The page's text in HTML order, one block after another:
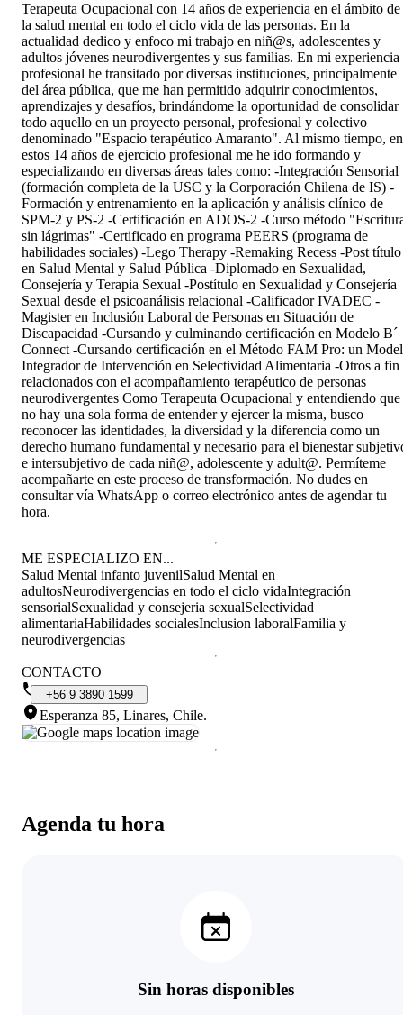
Agenda tu hora
Sin horas disponibles
Terapeuta Ocupacional con 14 años de experiencia en el ámbito de
la salud mental en todo el ciclo vida de las personas. En la
actualidad dedico y enfoco mi trabajo en niñ@s, adolescentes y
adultos jóvenes neurodivergentes y sus familias. En mi experiencia
profesional he transitado por diversas instituciones, principalmente
del área pública, que me han permitido adquirir conocimientos,
aprendizajes y desafíos, brindándome la oportunidad de consolidar
todo aquello en un proyecto personal, profesional y colectivo
denominado "Espacio terapéutico Amaranto". Al mismo tiempo, en
estos 14 años de ejercicio profesional me he ido formando y
especializando en diversas áreas tales como: -Integración Sensorial
(formación completa de la USC y la Corporación Chilena de IS) -
Formación y entrenamiento en la aplicación y análisis clínico de
SPM-2 y PS-2 -Certificación en ADOS-2 -Curso método
sin lágrimas" -Certificado en programa PEERS (programa de
habilidades sociales) -Lego Therapy -Remaking Recess -Post título
en Salud Mental y Salud Pública -Diplomado en Sexualidad,
Consejería y Terapia Sexual -Postítulo en Sexualidad y Consejería
Sexual desde el psicoanálisis relacional -Calificador IVADEC -
Magister en Inclusión Laboral de Personas en Situación de
Discapacidad -Cursando y culminando certificación en Modelo B´
Connect -Cursando certificación en el Método FAM Pro: un
Integrador de Intervención en Selectividad Alimentaria -Otros a fin
relacionados con el acompañamiento terapéutico de personas
neurodivergentes Como Terapeuta Ocupacional y entendiendo que
no hay una sola forma de entender y ejercer la misma, busco
reconocer las identidades, la diversidad y la diferencia como un
derecho humano fundamental y necesario para el bienestar
e intersubjetivo de cada niñ@, adolescente y adult@. Permíteme
acompañarte en este proceso de transformación. No dudes en
consultar vía WhatsApp o correo electrónico antes de agendar tu
hora.
ME ESPECIALIZO EN...
Salud Mental infanto juvenilSalud Mental en
adultosNeurodivergencias en todo el ciclo vidaIntegración
sensorialSexualidad y consejeria sexualSelectividad
alimentariaHabilidades socialesInclusion laboralFamilia y
neurodivergencias
CONTACTO
+56 9 3890 1599
Esperanza 85, Linares, Chile.